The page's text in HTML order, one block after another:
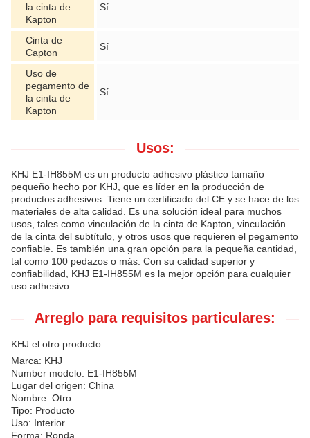
la cinta de
Kapton
Sí
Cinta de
Capton
Sí
Uso de
pegamento de
la cinta de
Kapton
Sí
Usos:
KHJ E1-IH855M es un producto adhesivo plástico tamaño
pequeño hecho por KHJ, que es líder en la producción de
productos adhesivos. Tiene un certificado del CE y se hace de los
materiales de alta calidad. Es una solución ideal para muchos
usos, tales como vinculación de la cinta de Kapton, vinculación
de la cinta del subtítulo, y otros usos que requieren el pegamento
confiable. Es también una gran opción para la pequeña cantidad,
tal como 100 pedazos o más. Con su calidad superior y
confiabilidad, KHJ E1-IH855M es la mejor opción para cualquier
uso adhesivo.
Arreglo para requisitos particulares:
KHJ el otro producto
Marca: KHJ
Number modelo: E1-IH855M
Lugar del origen: China
Nombre: Otro
Tipo: Producto
Uso: Interior
Forma: Ronda